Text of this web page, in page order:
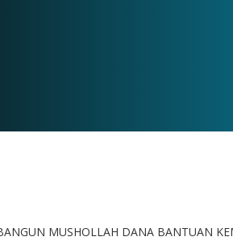
MUSHOLLAH DANA BANTUAN